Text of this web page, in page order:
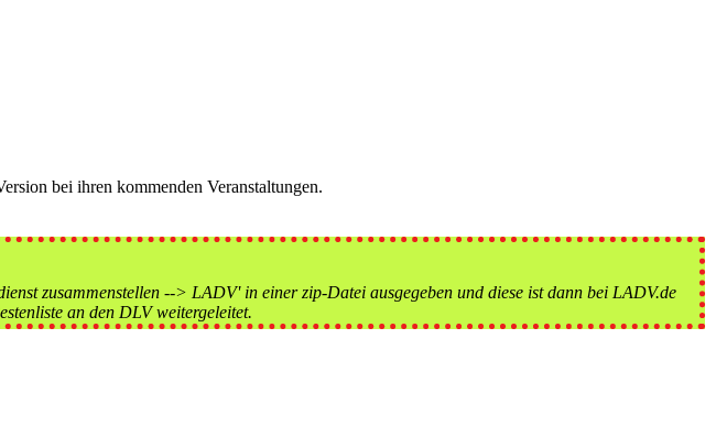
bei ihren kommenden Veranstaltungen.
zusammenstellen --> LADV' in einer zip-Datei ausgegeben und diese ist dann bei LADV.de
an den DLV weitergeleitet.